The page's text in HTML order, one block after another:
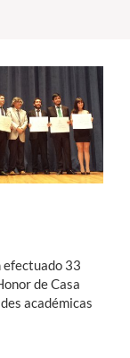
efectuado 33
de Casa
académicas